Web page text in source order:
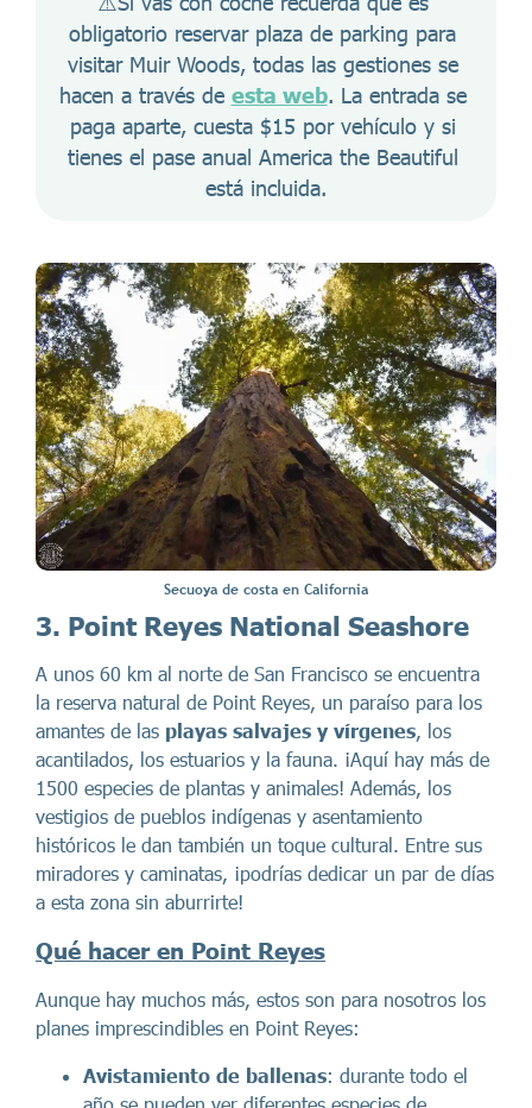
obligatorio reservar plaza de parking para
visitar Muir Woods, todas las gestiones se
hacen a través de esta web. La entrada se
paga aparte, cuesta $15 por vehículo y si
tienes el pase anual America the Beautiful
está incluida.
Secuoya de costa en California
3. Point Reyes National Seashore
A unos 60 km al norte de San Francisco se encuentra
la reserva natural de Point Reyes, un paraíso para los
amantes de las playas salvajes y vírgenes , los
acantilados, los estuarios y la fauna. ¡Aquí hay más de
1500 especies de plantas y animales! Además, los
vestigios de pueblos indígenas y asentamiento
históricos le dan también un toque cultural. Entre sus
miradores y caminatas, ¡podrías dedicar un par de días
a esta zona sin aburrirte!
Qué hacer en Point Reyes
Aunque hay muchos más, estos son para nosotros los
planes imprescindibles en Point Reyes:
Avistamiento de ballenas: durante todo el
año se pueden ver diferentes especies de